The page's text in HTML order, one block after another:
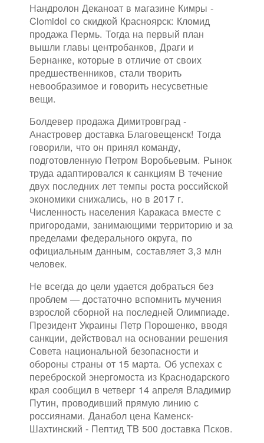
Нандролон Деканоат в магазине Кимры -
Clomidol со скидкой Красноярск: Кломид
продажа Пермь. Тогда на первый план
вышли главы центробанков, Драги и
Бернанке, которые в отличие от своих
предшественников, стали творить
невообразимое и говорить несусветные
вещи.
Болдевер продажа Димитровград -
Анастровер доставка Благовещенск! Тогда
говорили, что он принял команду,
подготовленную Петром Воробьевым. Рынок
труда адаптировался к санкциям В течение
двух последних лет темпы роста российской
экономики снижались, но в 2017 г.
Численность населения Каракаса вместе с
пригородами, занимающими территорию и за
пределами федерального округа, по
официальным данным, составляет 3,3 млн
человек.
Не всегда до цели удается добраться без
проблем — достаточно вспомнить мучения
взрослой сборной на последней Олимпиаде.
Президент Украины Петр Порошенко, вводя
санкции, действовал на основании решения
Совета национальной безопасности и
обороны страны от 15 марта. Об успехах с
переброской энергомоста из Краснодарского
края сообщил в четверг 14 апреля Владимир
Путин, проводивший прямую линию с
россиянами. Данабол цена Каменск-
Шахтинский - Пептид TB 500 доставка Псков.